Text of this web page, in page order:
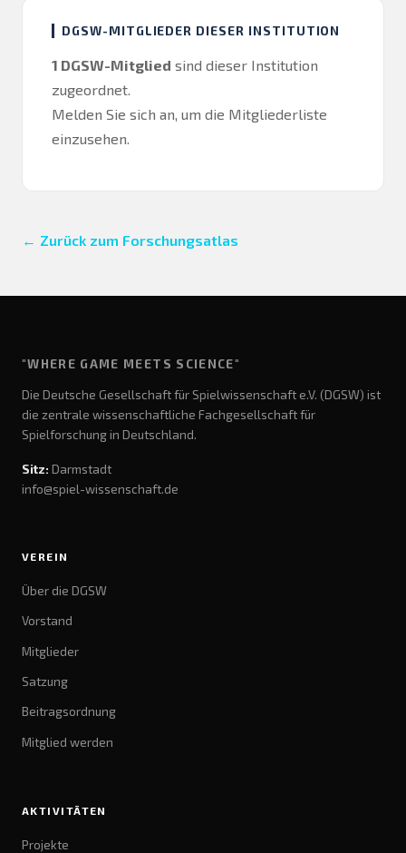
DGSW-MITGLIEDER DIESER INSTITUTION
1 DGSW-Mitglied sind dieser Institution
zugeordnet.
Melden Sie sich an , um die Mitgliederliste
einzusehen.
← Zurück zum Forschungsatlas
"WHERE GAME MEETS SCIENCE"
Die Deutsche Gesellschaft für Spielwissenschaft e.V. (DGSW) ist
die zentrale wissenschaftliche Fachgesellschaft für
Spielforschung in Deutschland.
Sitz: Darmstadt
info@spiel-wissenschaft.de
VEREIN
Über die DGSW
Vorstand
Mitglieder
Satzung
Beitragsordnung
Mitglied werden
AKTIVITÄTEN
Projekte